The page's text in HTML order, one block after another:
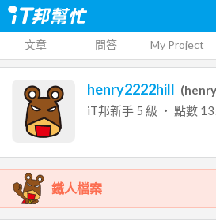
文章 問答 My Project
henry2222hill (
iT邦新手 5 級 ‧ 點數
鐵人檔案